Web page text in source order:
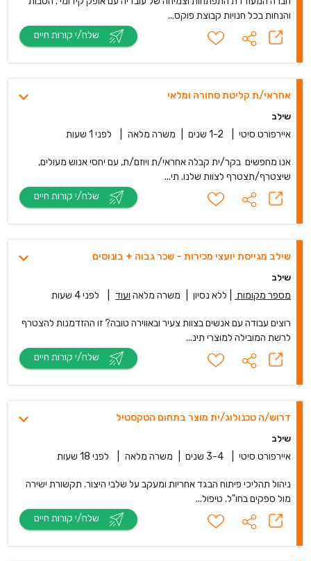
והנחות בכל חנויות קבוצת פוקס...
אחראי/ת קליטת סחורה ומלאי
שילב
איירפורט סיטי 1-2 שנים משרה מלאה לפני 1 שעות
אנו מחפשים בקר/ית קבלה אחראי/ת ויוזם/ת, עם יחסי אנוש מעולים,
שיצטרף/תצטרף לצוות שלנו. תי...
שילב מגייסת יועצי מכירות – שכר גבוה + בונוסים
שילב
מספר מקומות ללא נסיון משרה מלאה ועוד לפני 4 שעות
רוצים עבודה עם אנשים בצוות צעיר ובאווירה טובה? זו ההזדמנות להצטרף
לרשת המובילה למוצרי תינ...
דרוש/ה טכנולוג/ית מוצר בתחום הטקסטיל
שילב
איירפורט סיטי 3-4 שנים משרה מלאה לפני 18 שעות
ניהול תהליכי פיתוח הבגד אחריות ומעקב על שלבי היצור. תקשורת ישירה
מול ספקים בחו"ל. טיפול...